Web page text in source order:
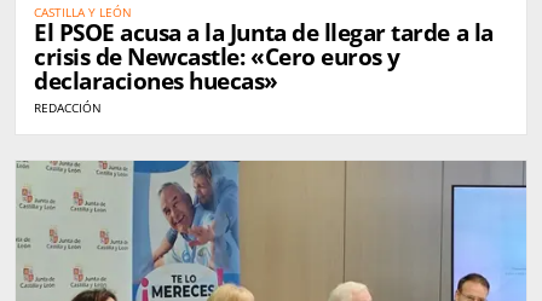
CASTILLA Y LEÓN
El PSOE acusa a la Junta de llegar tarde a la
crisis de Newcastle: «Cero euros y
declaraciones huecas»
REDACCIÓN